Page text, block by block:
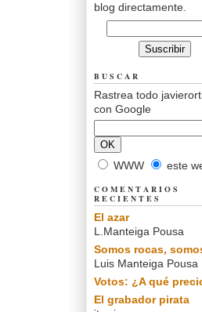
blog directamente.
BUSCAR
Rastrea todo
con Google
WWW este
COMENTARIOS
RECIENTES
El azar
L.Manteiga Pousa
Somos rocas,
Luis Manteiga Pousa
Votos: ¿A qué
El grabador pirata